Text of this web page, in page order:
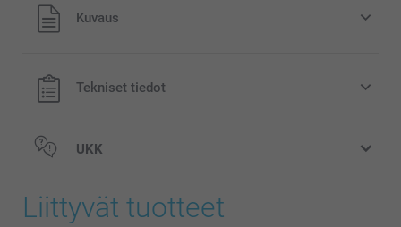
Kaikki hinnat ovat euroina, sisältävät arvonlisäveron ja
eivät sisällä postikuluja.
Kuvaus
Tekniset tiedot
UKK
Liittyvät tuotteet